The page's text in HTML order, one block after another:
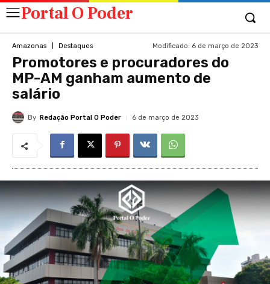
Portal O Poder
Amazonas Destaques Modificado: 6 de março de 2023
Promotores e procuradores do
MP-AM ganham aumento de
salário
By Redação Portal O Poder 6 de março de 2023